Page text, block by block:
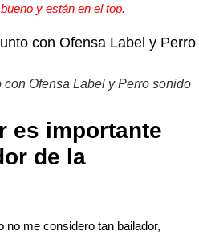
y están en el top.
Ofensa Label y Perro sonido
es importante
de la
no me considero tan bailador,